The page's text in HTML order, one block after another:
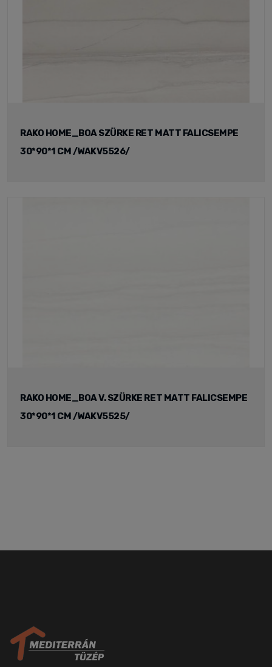
RAKO HOME_BOA SZÜRKE RET MATT FALICSEMPE
30*90*1 CM /WAKV5526/
RAKO HOME_BOA V. SZÜRKE RET MATT FALICSEMPE
30*90*1 CM /WAKV5525/